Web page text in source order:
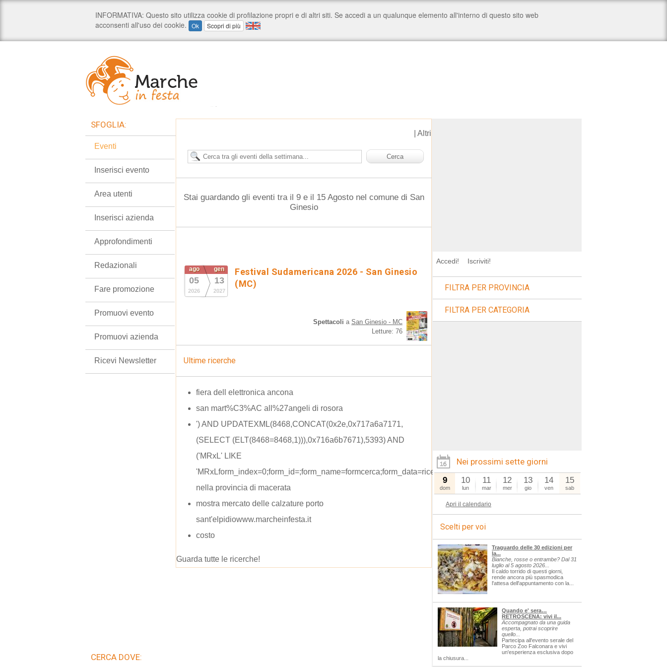
Altri
Stai guardando gli eventi tra il 9 e il 15 Agosto nel comune di San
Ginesio
ago
05
2026
gen
13
2027
Festival Sudamericana 2026 - San Ginesio
(MC)
Spettacoli a San Ginesio - MC
Letture: 76
Ultime ricerche
fiera dell elettronica ancona
san mart%C3%AC all%27angeli di rosora
') AND UPDATEXML(8468,CONCAT(0x2e,0x717a6a7171,
(SELECT (ELT(8468=8468,1))),0x716a6b7671),5393) AND
('MRxL' LIKE
'MRxLform_index=0;form_id=;form_name=formcerca;form_data=ricerca=sagre
nella provincia di macerata
mostra mercato delle calzature porto
sant'elpidiowww.marcheinfesta.it
costo
Guarda tutte le ricerche!
SFOGLIA:
Eventi
Inserisci evento
Area utenti
Inserisci azienda
Approfondimenti
Redazionali
Fare promozione
Promuovi evento
Promuovi azienda
Ricevi Newsletter
CERCA DOVE:
Accedi! Iscriviti!
FILTRA PER PROVINCIA
FILTRA PER CATEGORIA
Nei prossimi sette giorni
9
dom
10
lun
11
mar
12
mer
13
gio
14
ven
15
sab
Apri il calendario
Scelti per voi
Traguardo delle 30 edizioni per
la...
Bianche, rosse o entrambe? Dal 31
luglio al 5 agosto 2026...
Il caldo torrido di questi giorni,
rende ancora più spasmodica
l'attesa dell'appuntamento con la...
Quando e' sera…
RETROSCENA: vivi il...
Accompagnato da una guida
esperta, potrai scoprire
quello...
Partecipa all'evento serale del
Parco Zoo Falconara e vivi
un'esperienza esclusiva dopo
la chiusura...